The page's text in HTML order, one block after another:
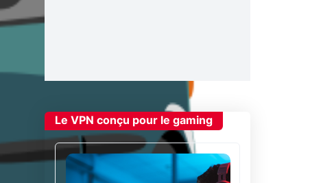
Le VPN conçu pour le gaming